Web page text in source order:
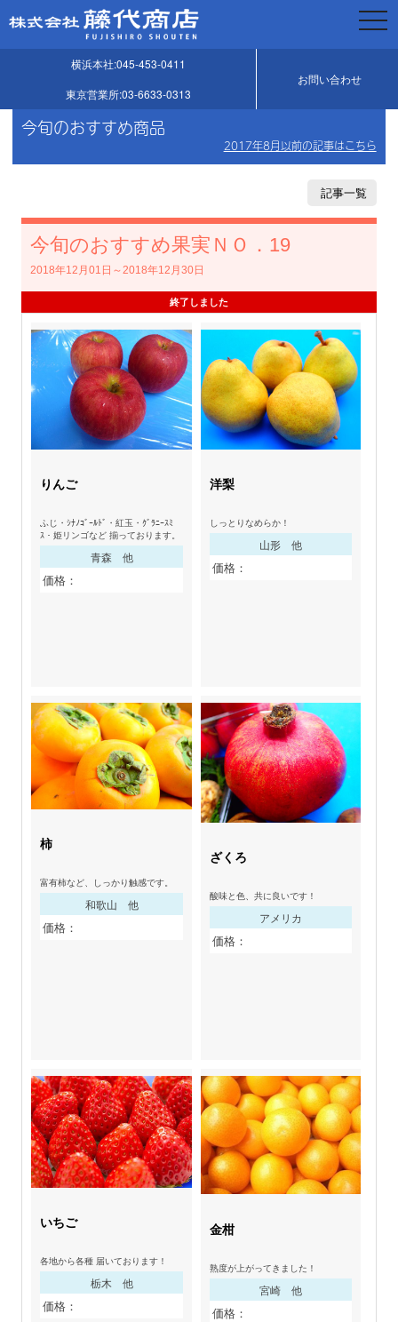
横浜本社:045-453-0411
お問い合わせ
東京営業所:03-6633-0313
今旬のおすすめ商品
2017年8月以前の記事はこちら
記事一覧
今旬のおすすめ果実ＮＯ．19
2018年12月01日～2018年12月30日
終了しました
りんご
ふじ・ｼﾅﾉｺﾞｰﾙﾄﾞ・紅玉・ｸﾞﾗﾆｰｽﾐ
ｽ・姫リンゴなど 揃っております。
青森 他
価格：
洋梨
しっとりなめらか！
山形 他
価格：
柿
富有柿など、しっかり触感です。
和歌山 他
価格：
ざくろ
酸味と色、共に良いです！
アメリカ
価格：
いちご
各地から各種 届いております！
栃木 他
価格：
金柑
熟度が上がってきました！
宮崎 他
価格：